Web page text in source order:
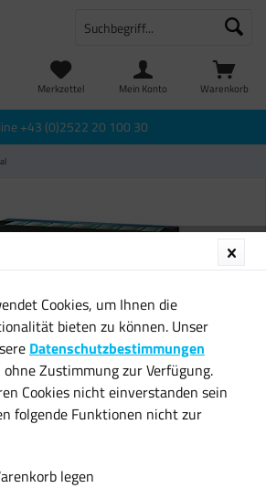
Warenkorb
Merkzettel Mein Konto
+43 (0)2522 20 100 30
Toner C736H1CG
X 736DE 738DE
Cookies, um Ihnen die
bieten zu können. Unser
Datenschutzbestimmungen
Zustimmung zur Verfügung.
Cookies nicht einverstanden sein
folgende Funktionen nicht zur
legen